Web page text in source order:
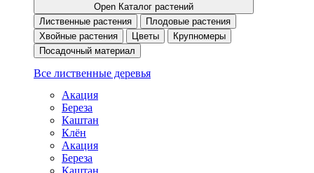
Open Каталог растений
Лиственные растения
Плодовые растения
Хвойные растения
Цветы
Крупномеры
Посадочный материал
Все лиственные деревья
Акация
Береза
Каштан
Клён
Акация
Береза